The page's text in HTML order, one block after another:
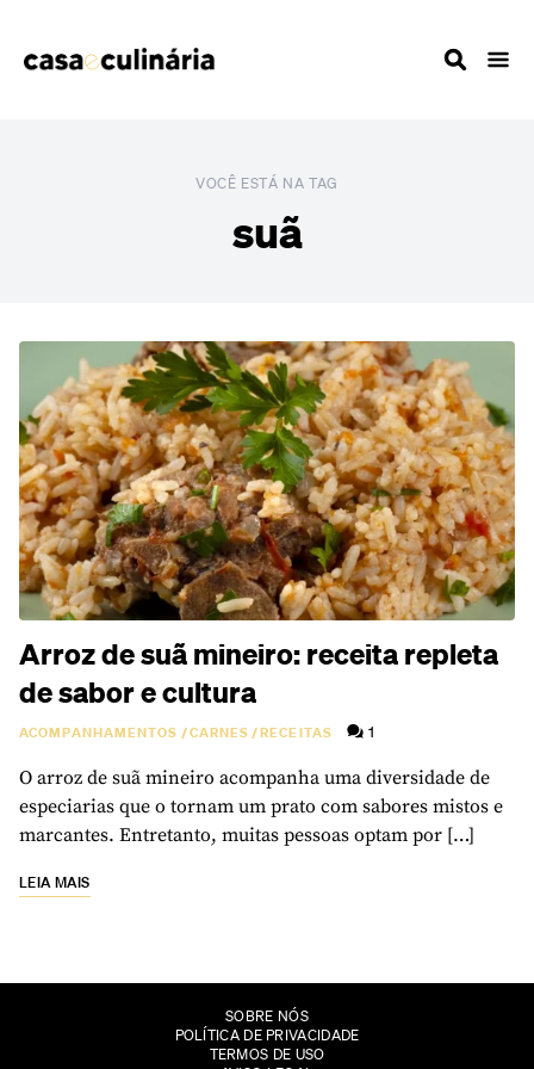
VOCÊ ESTÁ NA TAG
suã
Arroz de suã mineiro: receita repleta
de sabor e cultura
ACOMPANHAMENTOS /CARNES/RECEITAS 1
O arroz de suã mineiro acompanha uma diversidade de
especiarias que o tornam um prato com sabores mistos e
marcantes. Entretanto, muitas pessoas optam por […]
LEIA MAIS
SOBRE NÓS
POLÍTICA DE PRIVACIDADE
TERMOS DE USO